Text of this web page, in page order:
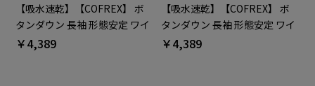
【吸水速乾】【COFREX】 ボ
タンダウン 長袖 形態安定 ワイ
シャツ
￥4,389
【吸水速乾】【COFREX】 ボ
タンダウン 長袖 形態安定 ワイ
シャツ
￥4,389